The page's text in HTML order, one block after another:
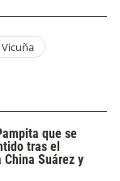
que se
tras el
Suárez y